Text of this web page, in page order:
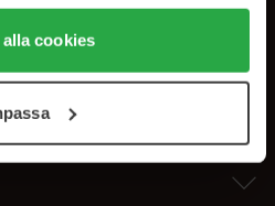
alla cookies" accepterar du
"Detaljer" kan anpassa
Du kan när som helst återkalla
cookies